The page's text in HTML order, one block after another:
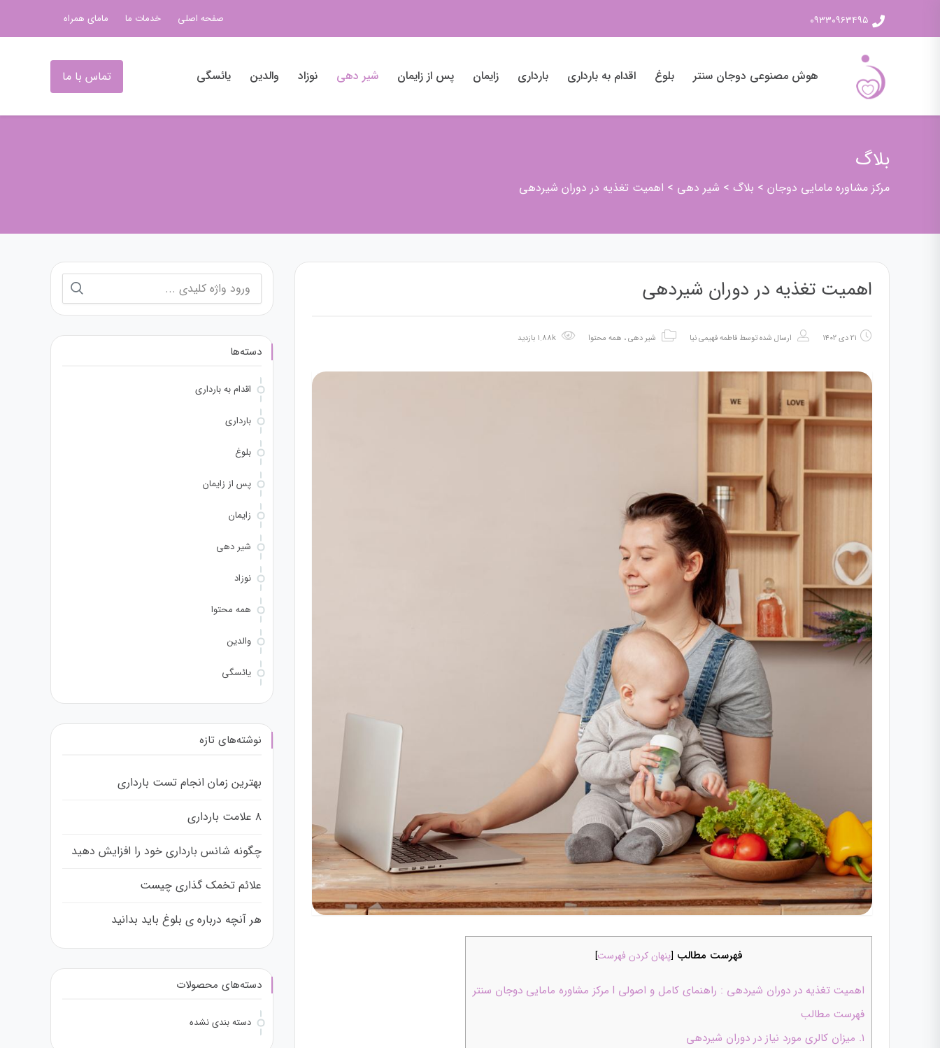
۰۹۳۳۰۹۶۳۴۹۵ صفحه اصلی خدمات ما مامای همراه
هوش مصنوعی دوجان سنتر بلوغ اقدام به بارداری بارداری زایمان پس از زایمان شیر دهی نوزاد والدین یائسگی تماس با ما
بلاگ
مرکز مشاوره مامایی دوجان > بلاگ > شیر دهی > اهمیت تغذیه در دوران شیردهی
اهمیت تغذیه در دوران شیردهی
۲۱ دی ۱۴۰۲ ارسال شده توسط فاطمه فهیمی نیا شیر دهی، همه محتوا
فهرست مطالب [پنهان کردن فهرست]
اهمیت تغذیه در دوران شیردهی : راهنمای کامل و اصولی l مرکز مشاوره مامایی دوجان سنتر
فهرست مطالب
۱. میزان کالری مورد نیاز در دوران شیردهی
دسته‌ها
اقدام به بارداری
بارداری
بلوغ
پس از زایمان
زایمان
شیر دهی
نوزاد
همه محتوا
والدین
یائسگی
نوشته‌های تازه
بهترین زمان انجام تست بارداری
۸ علامت بارداری
چگونه شانس بارداری خود را افزایش دهید
علائم تخمک گذاری چیست
هر آنچه درباره ی بلوغ باید بدانید
دسته‌های محصولات
دسته بندی نشده